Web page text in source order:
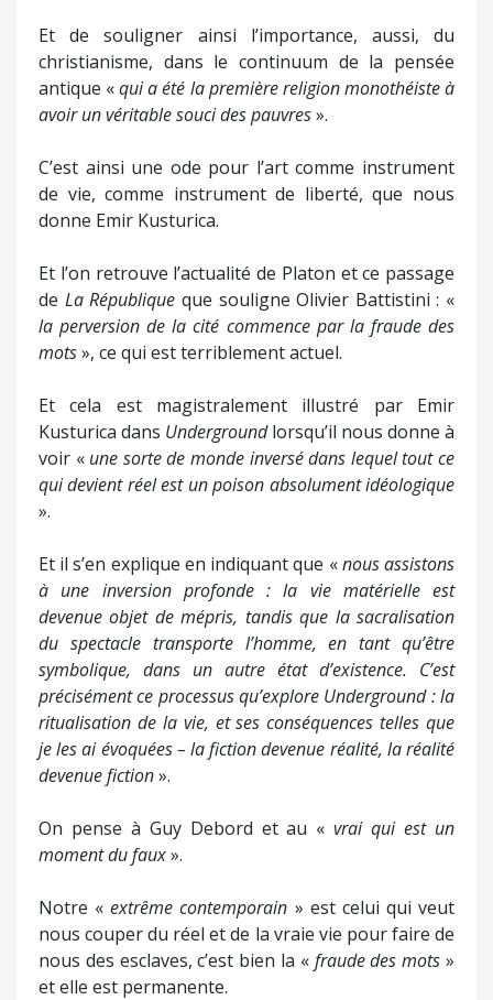
Et de souligner ainsi l’importance, aussi, du
christianisme, dans le continuum de la pensée
antique «qui a été la première religion monothéiste à
avoir un véritable souci des pauvres».
C’est ainsi une ode pour l’art comme instrument
de vie, comme instrument de liberté, que nous
donne Emir Kusturica.
Et l’on retrouve l’actualité de Platon et ce passage
de La République que souligne Olivier Battistini : «
la perversion de la cité commence par la fraude des
mots», ce qui est terriblement actuel.
Et cela est magistralement illustré par Emir
Kusturica dans Undergroundlorsqu’il nous donne à
voir « une sorte de monde inversé dans lequel tout ce
qui devient réel est un poison absolument idéologique
».
Et il s’en explique en indiquant que «nous assistons
à une inversion profonde : la vie matérielle est
devenue objet de mépris, tandis que la sacralisation
du spectacle transporte l’homme, en tant qu’être
symbolique, dans un autre état d’existence. C’est
précisément ce processus qu’explore Underground : la
ritualisation de la vie, et ses conséquences telles que
je les ai évoquées – la fiction devenue réalité, la réalité
devenue fiction».
On pense à Guy Debord et au «vrai qui est un
moment du faux».
Notre «extrême contemporain » est celui qui veut
nous couper du réel et de la vraie vie pour faire de
nous des esclaves, c’est bien la « fraude des mots »
et elle est permanente.